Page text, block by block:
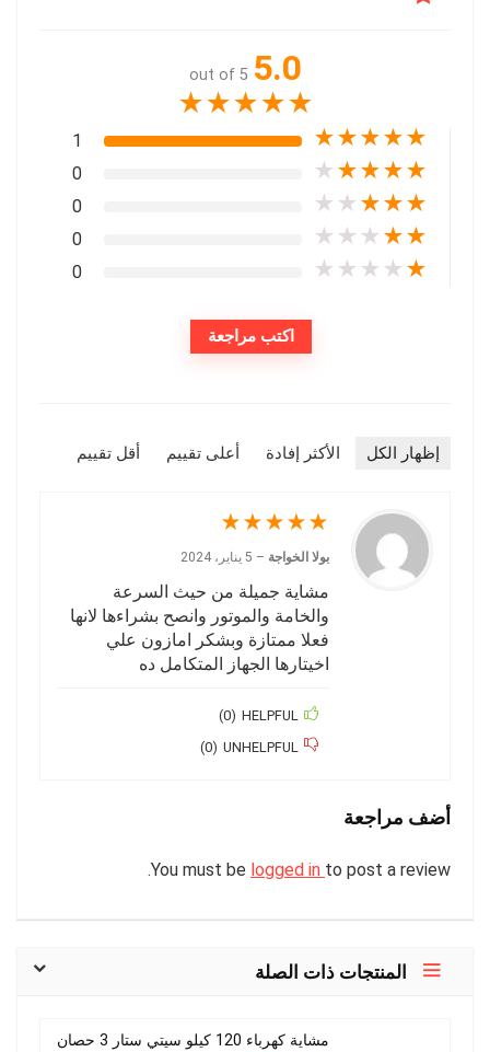
5.0
out of 5
★
★
★
★
★
★
★
★
★
★
1
★
★
★
★
★
0
★
★
★
★
★
0
★
★
★
★
★
0
★
★
★
★
★
0
اكتب مراجعة
إظهار الكل الأكثر إفادة أعلى تقييم أقل تقييم
★
★
★
★
★
بولا الخواجة – 5 يناير، 2024
مشاية جميلة من حيث السرعة
والخامة والموتور وانصح بشراءها لانها
فعلا ممتازة وبشكر امازون علي
اخيتارها الجهاز المتكامل ده
HELPFUL
(
0
)
UNHELPFUL
(
0
)
أضف مراجعة
You must be logged in to post a review.
المنتجات ذات الصلة
مشاية كهرباء 120 كيلو سيتي ستار 3 حصان